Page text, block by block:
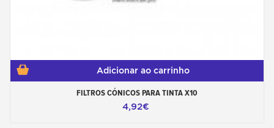
Adicionar ao carrinho
FILTROS CÓNICOS PARA TINTA X10
4,92€